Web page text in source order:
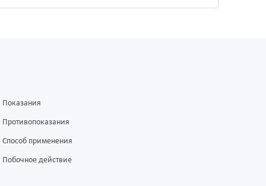
Показания
Противопоказания
Способ применения
Побочное действие